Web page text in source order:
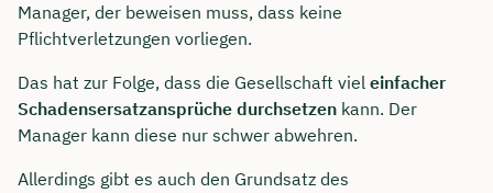
Manager, der beweisen muss, dass keine
Pflichtverletzungen vorliegen.
Das hat zur Folge, dass die Gesellschaft viel einfacher
Schadensersatzansprüche durchsetzen kann. Der
Manager kann diese nur schwer abwehren.
Allerdings gibt es auch den Grundsatz des